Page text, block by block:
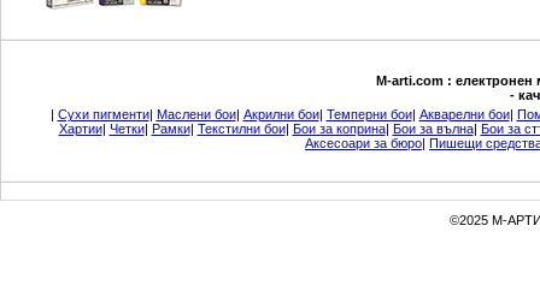
М-arti.com : електронен
-
| Сухи пигменти| Маслени бои| Акрилни бои| Темперни бои| Акварелни бои|
Хартии| Четки| Рамки| Текстилни бои| Бои за коприна| Бои за вълна| Бои за
Аксесоари за бюро| Пишещи
©2025 М-